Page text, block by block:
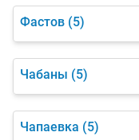
Фастов (5)
Чабаны (5)
Чапаевка (5)